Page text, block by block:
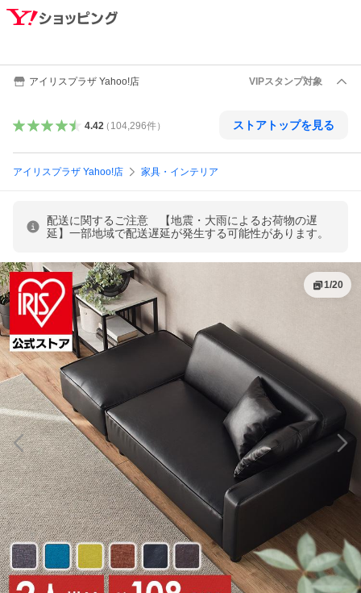
アイリスプラザ Yahoo!店 VIPスタンプ対象
4.42（ 104,296件） ストアトップを見る
アイリスプラザ Yahoo!店 家具・インテリア
配送に関するご注意 【地震・大雨によるお荷物の遅
延】一部地域で配送遅延が発生する可能性があります。
1/20